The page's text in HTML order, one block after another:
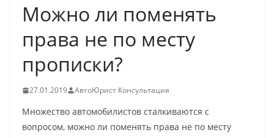
Можно ли поменять
права не по месту
прописки?
27.01.2019 АвтоЮрист Консультация
Множество автомобилистов сталкиваются с
вопросом, можно ли поменять права не по месту